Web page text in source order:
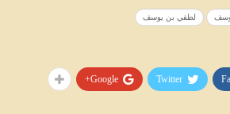
لطفي بن يوسف
Twitter
Google+